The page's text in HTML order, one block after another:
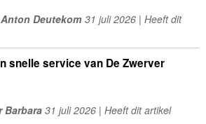
Deutekom31 juli 2026 | Heeft dit
snelle service van De Zwerver
Barbara31 juli 2026 | Heeft dit artikel